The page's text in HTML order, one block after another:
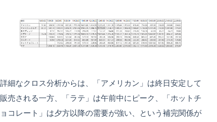
詳細なクロス分析からは、「アメリカン」は終日安定して
販売される一方、「ラテ」は午前中にピーク、「ホットチ
ョコレート」は夕方以降の需要が強い、という補完関係が